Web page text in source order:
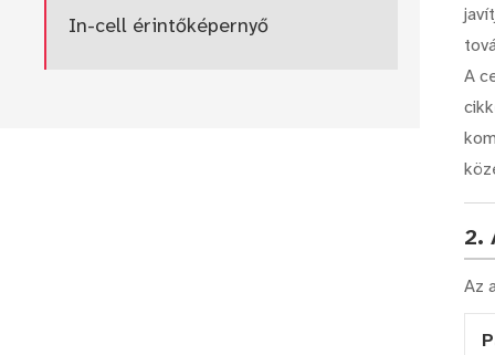
In-cell érintőképernyő
A
2.
Az